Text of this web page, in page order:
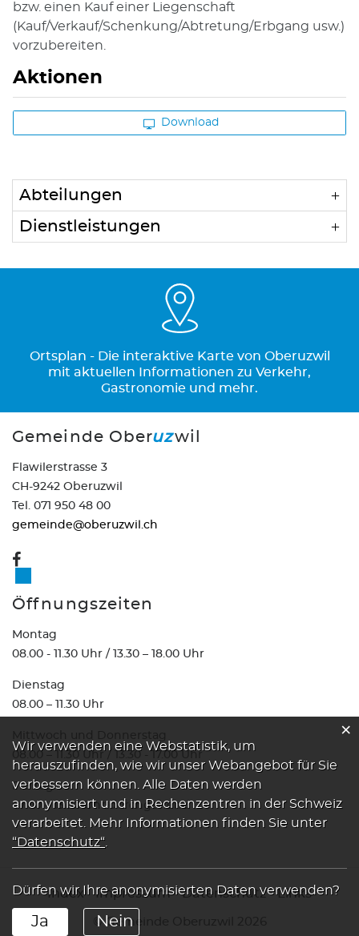
bzw. einen Kauf einer Liegenschaft
(Kauf/Verkauf/Schenkung/Abtretung/Erbgang usw.)
vorzubereiten.
Aktionen
Download
Abteilungen
Dienstleistungen
Ortsplan - Die interaktive Karte von Oberuzwil
mit aktuellen Informationen zu Verkehr,
Gastronomie und mehr.
Gemeinde Oberuzwil
Flawilerstrasse 3
CH-9242 Oberuzwil
Tel. 071 950 48 00
gemeinde@oberuzwil.ch
Öffnungszeiten
Montag
08.00 - 11.30 Uhr / 13.30 – 18.00 Uhr
Dienstag
08.00 – 11.30 Uhr
08.00 – 11.30 Uhr / 13.30 - 17.00 Uhr
Freitag
07.00 – 13.00 Uhr durchgehend
Index Impressum Datenschutz Links
© Gemeinde Oberuzwil 2026
Webstatistik
Wir verwenden eine Webstatistik, um
herauszufinden, wie wir unser Webangebot für Sie
verbessern können. Alle Daten werden
anonymisiert und in Rechenzentren in der Schweiz
verarbeitet. Mehr Informationen finden Sie unter
“Datenschutz“
Dürfen wir Ihre anonymisierten Daten verwenden?
Ja Nein
×